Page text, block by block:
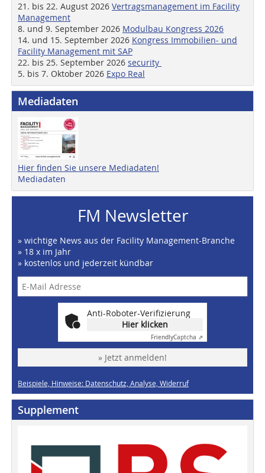
21. bis 22. August 2026 Vertragsmanagement im Facility
Management
8. und 9. September 2026 Modulbau Kongress 2026
14. und 15. September 2026 Kongress Immobilien- und
Facility Management mit SAP
22. bis 25. September 2026 security
5. bis 7. Oktober 2026 Expo Real
Mediadaten
Hier finden Sie unsere Mediadaten!
Mediadaten
FM Newsletter
» wichtige News aus der Facility Management-Branche
» 18 x im Jahr
» kostenlos und jederzeit kündbar
Anti-Roboter-Verifizierung
Hier klicken
FriendlyCaptcha ⇗
» Jetzt anmelden!
Beispiele, Hinweise: Datenschutz, Analyse, Widerruf
Supplement